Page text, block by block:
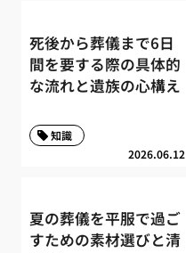
死後から葬儀まで6日
間を要する際の具体的
な流れと遺族の心構え
2026.06.12
知識
夏の葬儀を平服で過ご
すための素材選びと清